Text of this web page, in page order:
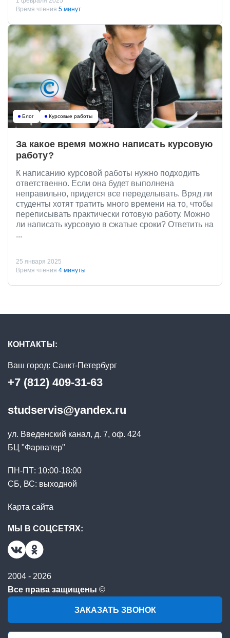
Время чтения 5 минут
Блог Курсовые работы
За какое время можно написать курсовую
работу?
К написанию курсовой работы нужно подходить
ответственно. Если она будет выполнена
неправильно, придется все переделывать. Вряд ли
студенты хотят тратить много времени на то, чтобы
переписывать практически готовую работу. Можно
ли написать курсовую в сжатые сроки? Ответить на
...
25 января 2025
Время чтения 4 минуты
КОНТАКТЫ:
Ваш город: Санкт-Петербург
+7 (812) 409-31-63
studservis@yandex.ru
ул. Введенский канал, д. 7, оф. 424
БЦ "Фарватер"
ПН-ПТ: 10:00-18:00
СБ, ВС: выходной
Карта сайта
МЫ В СОЦСЕТЯХ:
2004 - 2026
Все права защищены ©
ЗАКАЗАТЬ ЗВОНОК